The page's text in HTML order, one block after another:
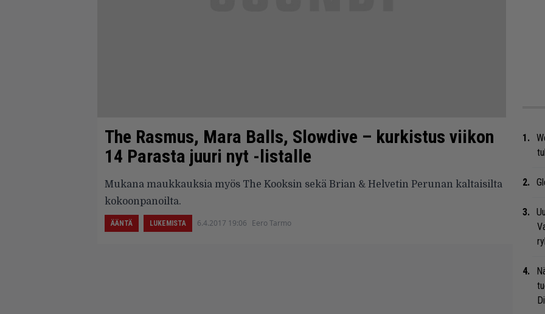
The Rasmus, Mara Balls, Slowdive – kurkistus viikon
14 Parasta juuri nyt -listalle
Mukana maukkauksia myös The Kooksin sekä Brian & Helvetin Perunan kaltaisilta
kokoonpanoilta.
ÄÄNTÄ LUKEMISTA 6.4.2017 19:06 Eero Tarmo